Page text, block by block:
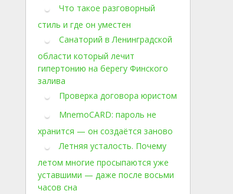
Что такое разговорный
стиль и где он уместен
Санаторий в Ленинградской
области который лечит
гипертонию на берегу Финского
залива
Проверка договора юристом
MnemoCARD: пароль не
хранится — он создаётся заново
Летняя усталость. Почему
летом многие просыпаются уже
уставшими — даже после восьми
часов сна